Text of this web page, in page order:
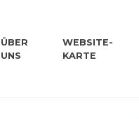
ÜBER
UNS
WEBSITE-
KARTE